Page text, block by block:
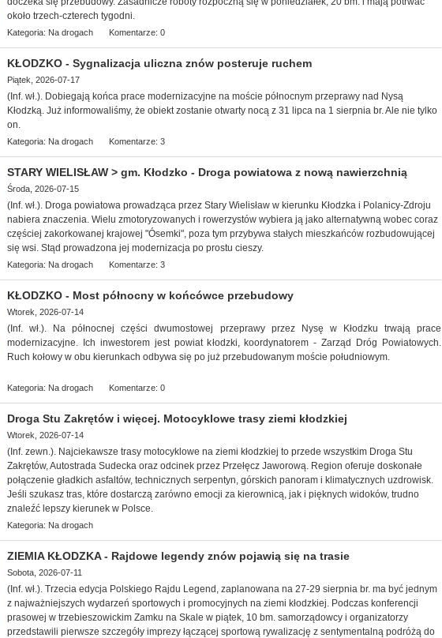
około trzech-czterech tygodni.
Kategoria: Na drogach Komentarze: 0
KŁODZKO - Sygnalizacja uliczna znów posteruje ruchem
Piątek, 2026-07-17
(Inf. wł.). Dobiegają końca prace modernizacyjne na moście północnym przeprawy nad Nysą
Kłodzką. Już informowaliśmy, że obiekt zostanie otwarty nocą z 31 lipca na 1 sierpnia br. Ale nie tylko
on.
Kategoria: Na drogach Komentarze: 3
STARY WIELISŁAW > gm. Kłodzko - Droga powiatowa z nową nawierzchnią
Środa, 2026-07-15
(Inf. wł.). Droga powiatowa prowadząca przez Stary Wielisław w kierunku Kłodzka i Polanicy-Zdroju
nabiera znaczenia. Wielu zmotoryzowanych i rowerzystów wybiera ją jako alternatywną wobec coraz
częściej zakorkowanej krajowej "Ósemki", poza tym przybywa stałych mieszkańców rozbudowującej
się wsi. Stąd prowadzona jej modernizacja po prostu cieszy.
Kategoria: Na drogach Komentarze: 3
KŁODZKO - Most północny w końcówce przebudowy
Wtorek, 2026-07-14
(Inf. wł.). Na północnej części dwumostowej przeprawy przez Nysę w Kłodzku trwają prace
modernizacyjne. Ich inwestorem jest powiat kłodzki, koordynatorem - Zarząd Dróg Powiatowych.
Ruch kołowy w obu kierunkach odbywa się po już przebudowanym moście południowym.
Kategoria: Na drogach Komentarze: 0
Droga Stu Zakrętów i więcej. Motocyklowe trasy ziemi kłodzkiej
Wtorek, 2026-07-14
(Inf. zewn.). Najciekawsze trasy motocyklowe na ziemi kłodzkiej to przede wszystkim Droga Stu
Zakrętów, Autostrada Sudecka oraz odcinek przez Przełęcz Jaworową. Region oferuje doskonałe
połączenie gładkich asfaltów, technicznych serpentyn, górskich panoram i klimatycznych uzdrowisk.
Jeśli szukasz tras, które dostarczą zarówno emocji za kierownicą, jak i pięknych widoków, trudno
znaleźć lepszy kierunek w Polsce.
Kategoria: Na drogach
ZIEMIA KŁODZKA - Rajdowe legendy znów pojawią się na trasie
Sobota, 2026-07-11
(Inf. wł.). Trzecia edycja Polskiego Rajdu Legend, zaplanowana na 27-29 sierpnia br. ma być jednym
z najważniejszych wydarzeń sportowych i promocyjnych na ziemi kłodzkiej. Podczas konferencji
prasowej w trzebieszowickim Zamku na Skale w piątek, 10 bm. samorządowcy i organizatorzy
przedstawili pierwsze szczegóły imprezy łączącej sportową rywalizację z sentymentalną podróżą do